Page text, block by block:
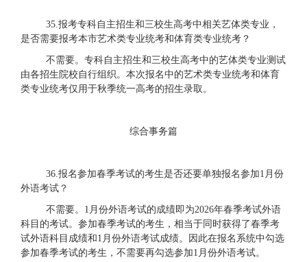
35.报考专科自主招生和三校生高考中相关艺体类专业，
是否需要报考本市艺术类专业统考和体育类专业统考 ？
不需要。 专科自主招生和三校生高考中的艺体类专业测试
由各招生院校自行组织。本次报名中的艺术类专业统考和体育
类专业统考仅用于秋季统一高考的招生录取。
综合事务篇
36.报名参加春季考试的考生是否还要单独报名参加1月份
外语考试？
不需要。 1月份外语考试的成绩即为2026年春季考试外语
科目的考试。参加春季考试的考生，相当于同时获得了春季考
试外语科目成绩和1月份外语考试成绩。因此在报名系统中勾选
参加春季考试的考生，不需要再勾选参加1月份外语考试。